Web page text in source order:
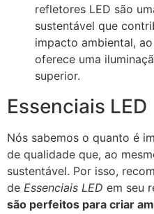
refletores LED são
sustentável que
impacto ambiental,
oferece uma
superior.
Essenciais LED
Nós sabemos o quanto é
de qualidade que, ao
sustentável. Por isso,
de Essenciais LED em seu
são perfeitos para criar